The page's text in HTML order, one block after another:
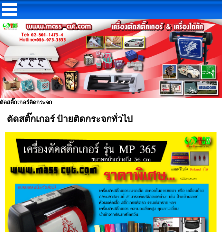
ตัดสติ๊กเกอร์ติดกระจก
ตัดสติ๊กเกอร์ ป้ายติดกระจกทั่วไป